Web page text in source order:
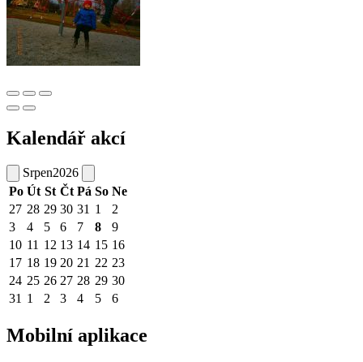
Kalendář akcí
Srpen2026
Po Út St Čt Pá So Ne
27 28 29 30 31 1
2
3
4 5 6 7 8
9
10 11 12 13 14 15 16
17 18 19 20 21 22 23
24 25 26 27 28 29 30
31 1 2 3 4 5 6
Mobilní aplikace